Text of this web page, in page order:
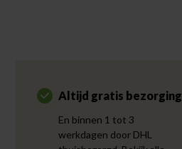
Altijd gratis bezorging
En binnen 1 tot 3
werkdagen door DHL